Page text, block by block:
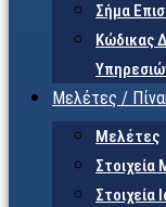
Σήμα
Κώδικας
Μελέτες /
Μελέτες
Στοιχεία
Στοιχεία